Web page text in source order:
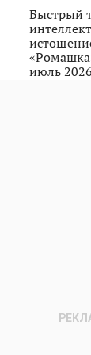
Быстрый
июль